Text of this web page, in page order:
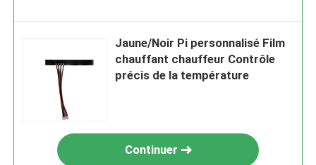
Jaune/Noir Pi personnalisé Film
chauffant chauffeur Contrôle
précis de la température
Continuer